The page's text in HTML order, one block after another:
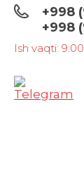
+998
+998
Ish vaqti: